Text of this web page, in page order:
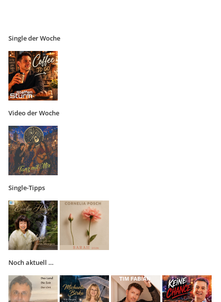
Single der Woche
Video der Woche
Single-Tipps
Noch aktuell …